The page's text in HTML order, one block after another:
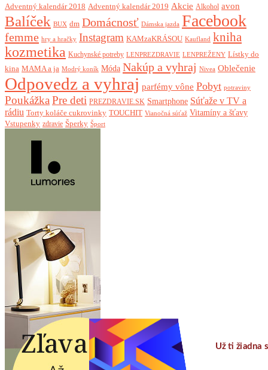
Adventný kalendár 2018 Adventný kalendár 2019 Akcie Alkohol avon
Balíček BUX dm Domácnosť Dámska jazda Facebook
femme hry a hračky Instagram KAMzaKRÁSOU Kaufland kniha
kozmetika Kuchynské potreby LENPREZDRAVIE LENPREŽENY Lístky do
kina MAMA a ja Modrý koník Móda Nakúp a vyhraj Nivea Oblečenie
Odpovedz a vyhraj parfémy vône Pobyt potraviny
Poukážka Pre deti PREZDRAVIE.SK Smartphone Súťaže v TV a
rádiu Torty koláče cukrovinky TOUCHIT Vianočná súťaž Vitamíny a šťavy
Vstupenky zdravie Šperky Šport
Už ti